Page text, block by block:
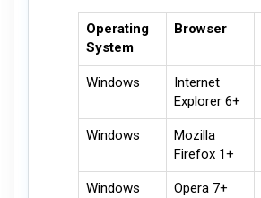
Operating
System
Browser
Windows
Internet
Explorer 6+
Windows
Mozilla
Firefox 1+
Windows Opera 7+